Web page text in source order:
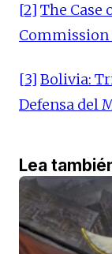
[2] The Case
Commission
[3] Bolivia:
Defensa del
Lea